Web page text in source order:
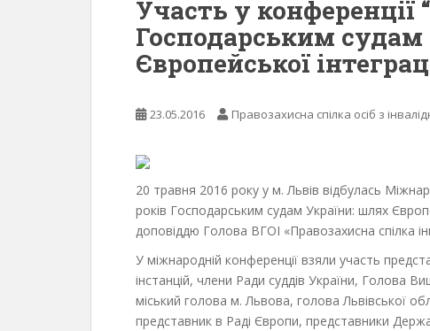
Участь у конференції
Господарським
Європейської
23.05.2016 Правозахисна спілка осіб з
20 травня 2016 року у м. Львів відбулась
років Господарським судам України: шлях
доповіддю Голова ВГОІ «Правозахисна спілка
У міжнародній конференції взяли участь
інстанцій, члени Ради суддів України, Голова
міський голова м. Львова, голова Львівської
представник в Раді Європи, представники